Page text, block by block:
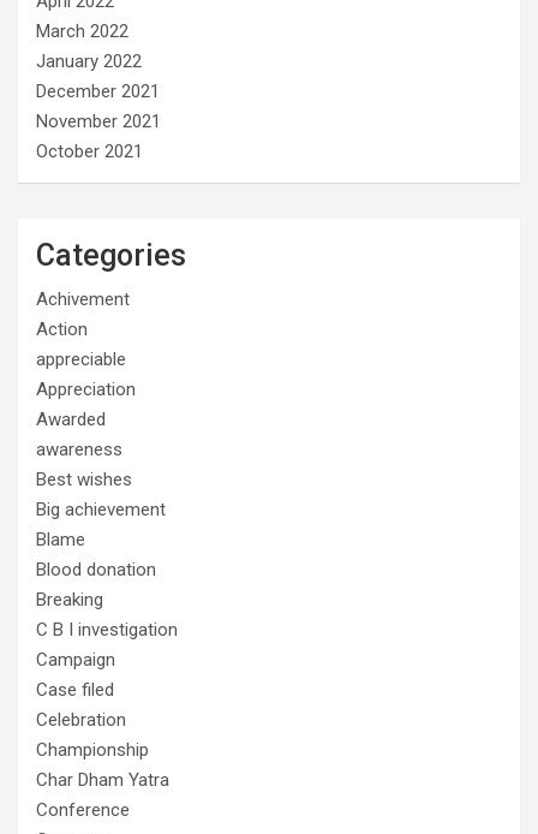
March 2022
January 2022
December 2021
November 2021
October 2021
Categories
Achivement
Action
appreciable
Appreciation
Awarded
awareness
Best wishes
Big achievement
Blame
Blood donation
Breaking
C B I investigation
Campaign
Case filed
Celebration
Championship
Char Dham Yatra
Conference